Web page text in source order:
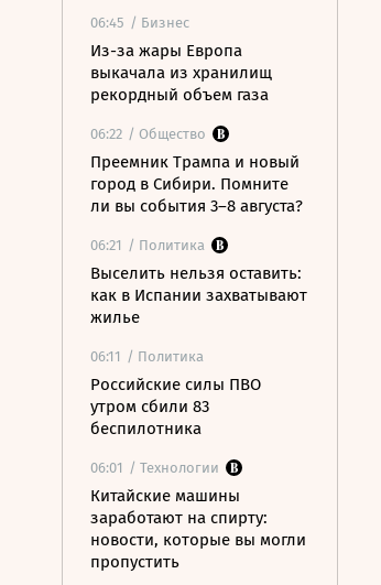
06:45 / Бизнес
Из-за жары Европа
выкачала из хранилищ
рекордный объем газа
06:22 / Общество
Преемник Трампа и новый
город в Сибири. Помните
ли вы события 3–8 августа?
06:21 / Политика
Выселить нельзя оставить:
как в Испании захватывают
жилье
06:11 / Политика
Российские силы ПВО
утром сбили 83
беспилотника
06:01 / Технологии
Китайские машины
заработают на спирту:
новости, которые вы могли
пропустить